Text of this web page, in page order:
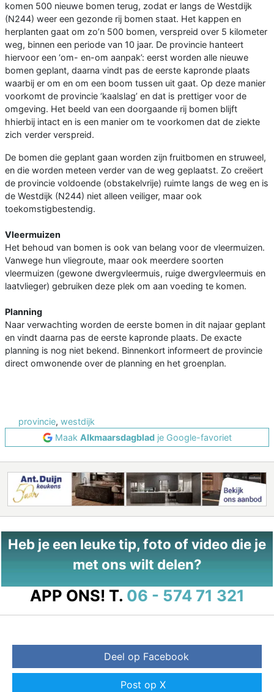
komen 500 nieuwe bomen terug, zodat er langs de Westdijk
(N244) weer een gezonde rij bomen staat. Het kappen en
herplanten gaat om zo’n 500 bomen, verspreid over 5 kilometer
weg, binnen een periode van 10 jaar. De provincie hanteert
hiervoor een ‘om- en-om aanpak’: eerst worden alle nieuwe
bomen geplant, daarna vindt pas de eerste kapronde plaats
waarbij er om en om een boom tussen uit gaat. Op deze manier
voorkomt de provincie ‘kaalslag’ en dat is prettiger voor de
omgeving. Het beeld van een doorgaande rij bomen blijft
hhierbij intact en is een manier om te voorkomen dat de ziekte
zich verder verspreid.
De bomen die geplant gaan worden zijn fruitbomen en struweel,
en die worden meteen verder van de weg geplaatst. Zo creëert
de provincie voldoende (obstakelvrije) ruimte langs de weg en is
de Westdijk (N244) niet alleen veiliger, maar ook
toekomstigbestendig.
Vleermuizen
Het behoud van bomen is ook van belang voor de vleermuizen.
Vanwege hun vliegroute, maar ook meerdere soorten
vleermuizen (gewone dwergvleermuis, ruige dwergvleermuis en
laatvlieger) gebruiken deze plek om aan voeding te komen.
Planning
Naar verwachting worden de eerste bomen in dit najaar geplant
en vindt daarna pas de eerste kapronde plaats. De exacte
planning is nog niet bekend. Binnenkort informeert de provincie
direct omwonende over de planning en het groenplan.
provincie, westdijk
Maak Alkmaarsdagbladje Google-favoriet
Heb je een leuke tip, foto of video die je
met ons wilt delen?
APP ONS! T. 06 - 574 71 321
Deel op Facebook
Post op X